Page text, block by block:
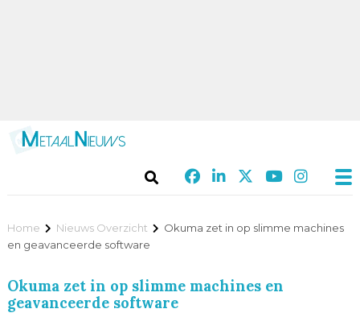
Home Nieuws Overzicht
Okuma zet in op slimme machines
en geavanceerde software
Okuma zet in op slimme machines en
geavanceerde software